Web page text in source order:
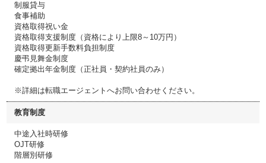
制服貸与
食事補助
資格取得祝い金
資格取得支援制度（資格により上限8～10万円）
資格取得更新手数料負担制度
慶弔見舞金制度
確定拠出年金制度（正社員・契約社員のみ）
※詳細は転職エージェントへお問い合わせください。
教育制度
中途入社時研修
OJT研修
階層別研修